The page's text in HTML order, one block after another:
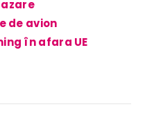
de avion
în afara UE